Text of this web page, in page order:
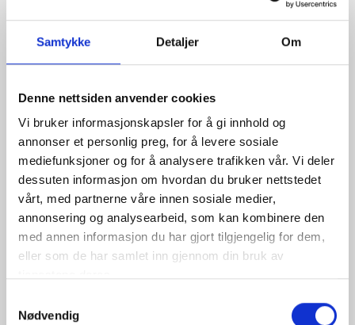
Samtykke Detaljer Om
Denne nettsiden anvender cookies
Vi bruker informasjonskapsler for å gi innhold og
annonser et personlig preg, for å levere sosiale
mediefunksjoner og for å analysere trafikken vår. Vi deler
dessuten informasjon om hvordan du bruker nettstedet
vårt, med partnerne våre innen sosiale medier,
annonsering og analysearbeid, som kan kombinere den
med annen informasjon du har gjort tilgjengelig for dem,
eller som de har samlet inn gjennom din bruk av
Nødvendig